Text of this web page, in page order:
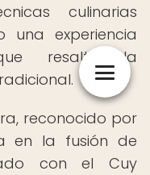
culinarias
una experiencia
resalta la
reconocido por
en la fusión de
con el Cuy